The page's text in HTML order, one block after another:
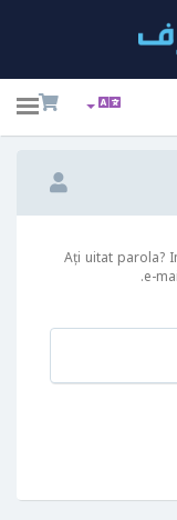
Ați uitat parola?
e-